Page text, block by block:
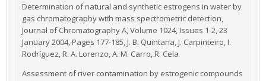
Determination of natural and synthetic estrogens in water by
gas chromatography with mass spectrometric detection,
Journal of Chromatography A, Volume 1024, Issues 1-2, 23
January 2004, Pages 177-185, J. B. Quintana, J. Carpinteiro, I.
Rodríguez, R. A. Lorenzo, A. M. Carro, R. Cela
Assessment of river contamination by estrogenic compounds